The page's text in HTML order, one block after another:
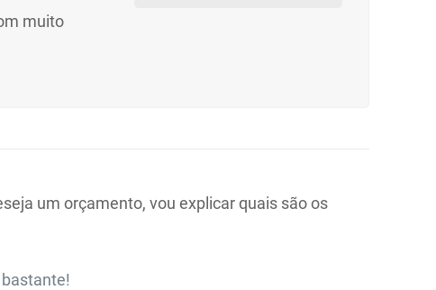
muito
um orçamento, vou explicar quais são os